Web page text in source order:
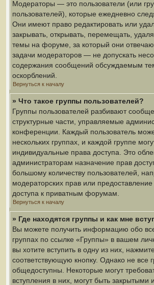
Модераторы — это пользователи (или
пользователей), которые ежедневно
Они имеют право редактировать или
закрывать, открывать, перемещать,
темы на форуме, за который они
задачи модераторов — не допускать
содержания сообщений обсуждаемым
оскорблений.
Вернуться к началу
» Что такое группы пользователей?
Группы пользователей разбивают
структурные части, управляемые
конференции. Каждый пользователь
нескольких группах, и каждой группе
индивидуальные права доступа. Это
администраторам назначение прав
большому количеству пользователей,
модераторских прав или
доступа к приватным форумам.
Вернуться к началу
» Где находятся группы и как мне
Вы можете получить информацию обо
группах по ссылке «Группы» в вашем
вы хотите вступить в одну из них, нажмите
соответствующую кнопку. Однако не все
общедоступны. Некоторые могут
вступления в них, могут быть закрытыми